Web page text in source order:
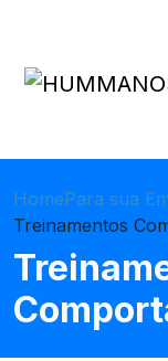
HomePara sua
Treinamentos